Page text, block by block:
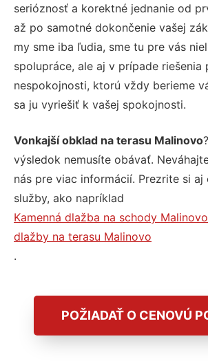
serióznosť a korektné jednanie od
až po samotné dokončenie vašej
my sme iba ľudia, sme tu pre vás
spolupráce, ale aj v prípade riešenia
nespokojnosti, ktorú vždy berieme
sa ju vyriešiť k vašej spokojnosti.
Vonkajší obklad na terasu Malinovo
výsledok nemusíte obávať.
nás pre viac informácií. Prezrite si aj
služby, ako napríklad
Kamenná dlažba na schody Malinovo
dlažby na terasu Malinovo
.
POŽIADAŤ O CENOVÚ